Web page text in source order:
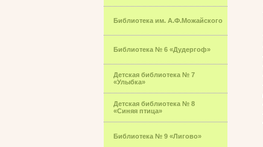
Библиотека им. А.Ф.Можайского
Библиотека № 6 «Дудергоф»
Детская библиотека № 7
«Улыбка»
Детская библиотека № 8
«Синяя птица»
Библиотека № 9 «Лигово»